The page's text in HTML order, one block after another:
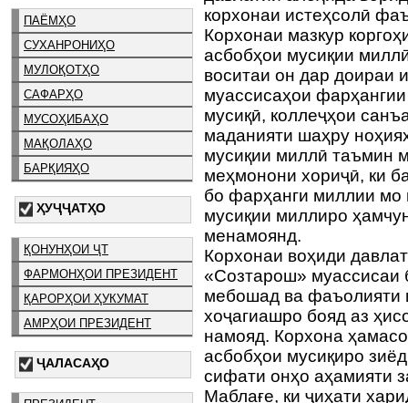
ПАЁМҲО
СУХАНРОНИҲО
МУЛОҚОТҲО
САФАРҲО
МУСОҲИБАҲО
МАҚОЛАҲО
БАРҚИЯҲО
ҲУҶҶАТҲО
ҚОНУНҲОИ ҶТ
ФАРМОНҲОИ ПРЕЗИДЕНТ
ҚАРОРҲОИ ҲУКУМАТ
АМРҲОИ ПРЕЗИДЕНТ
ҶАЛАСАҲО
корхонаи истеҳсолӣ
Корхонаи мазкур
асбобҳои мусиқии
воситаи он дар доираи
муассисаҳои
мусиқӣ, коллеҷҳои
маданияти шаҳру
мусиқии миллӣ таъмин
меҳмонони хориҷӣ, ки
бо фарҳанги миллии
мусиқии миллиро
менамоянд.
Корхонаи воҳиди
«Созтарош» муассисаи
мебошад ва фаъолияти
хоҷагиашро бояд аз
намояд. Корхона
асбобҳои мусиқиро
сифати онҳо аҳамияти
Маблағе, ки ҷиҳати